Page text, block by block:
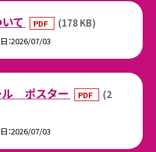
て PDF (178 KB)
2026/07/03
ル ポスター PDF
(2
2026/07/03